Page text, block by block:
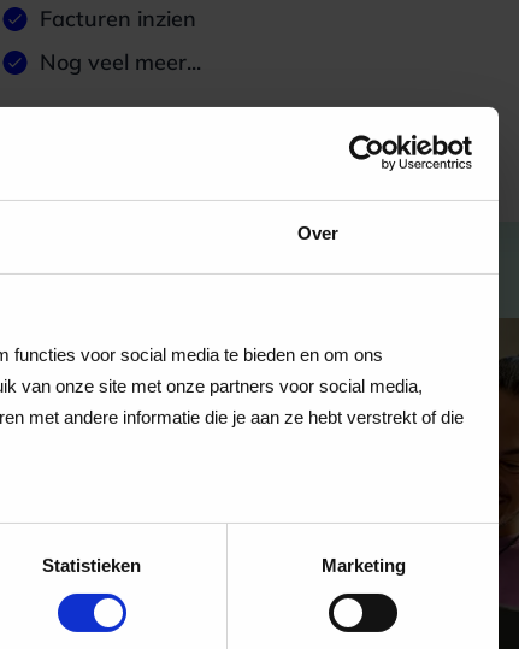
Over
functies voor social media te bieden en om ons
van onze site met onze partners voor social media,
met andere informatie die je aan ze hebt verstrekt of die
Statistieken Marketing
Facturen inzien
Nog veel meer...
nieuwsbrief